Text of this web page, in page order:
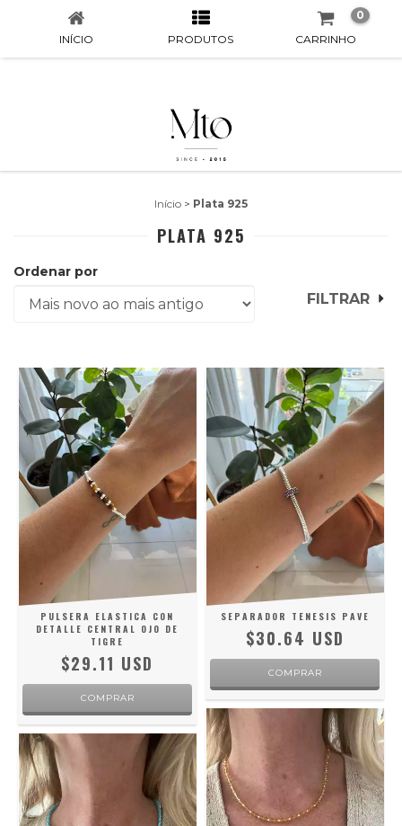
INÍCIO PRODUTOS CARRINHO
0
Início > Plata 925
PLATA 925
Ordenar por
FILTRAR
PULSERA ELASTICA CON
DETALLE CENTRAL OJO DE
TIGRE
$29.11 USD
SEPARADOR TENESIS PAVE
$30.64 USD